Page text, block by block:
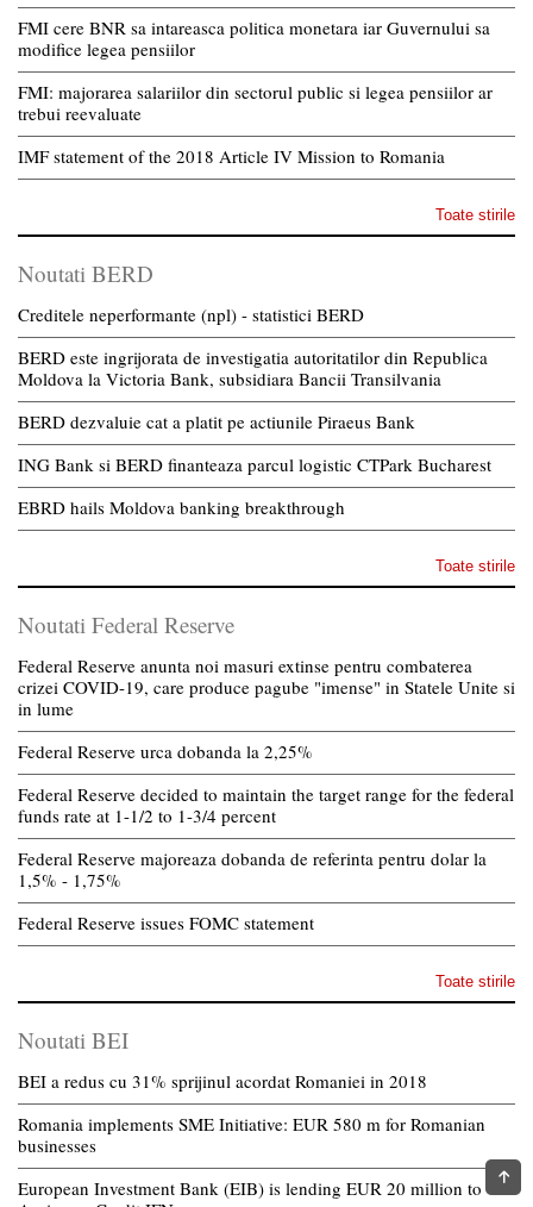
FMI cere BNR sa intareasca politica monetara iar Guvernului sa
modifice legea pensiilor
FMI: majorarea salariilor din sectorul public si legea pensiilor ar
trebui reevaluate
IMF statement of the 2018 Article IV Mission to Romania
Toate stirile
Noutati BERD
Creditele neperformante (npl) - statistici BERD
BERD este ingrijorata de investigatia autoritatilor din Republica
Moldova la Victoria Bank, subsidiara Bancii Transilvania
BERD dezvaluie cat a platit pe actiunile Piraeus Bank
ING Bank si BERD finanteaza parcul logistic CTPark Bucharest
EBRD hails Moldova banking breakthrough
Toate stirile
Noutati Federal Reserve
Federal Reserve anunta noi masuri extinse pentru combaterea
crizei COVID-19, care produce pagube "imense" in Statele Unite si
in lume
Federal Reserve urca dobanda la 2,25%
Federal Reserve decided to maintain the target range for the federal
funds rate at 1-1/2 to 1-3/4 percent
Federal Reserve majoreaza dobanda de referinta pentru dolar la
1,5% - 1,75%
Federal Reserve issues FOMC statement
Toate stirile
Noutati BEI
BEI a redus cu 31% sprijinul acordat Romaniei in 2018
Romania implements SME Initiative: EUR 580 m for Romanian
businesses
European Investment Bank (EIB) is lending EUR 20 million to